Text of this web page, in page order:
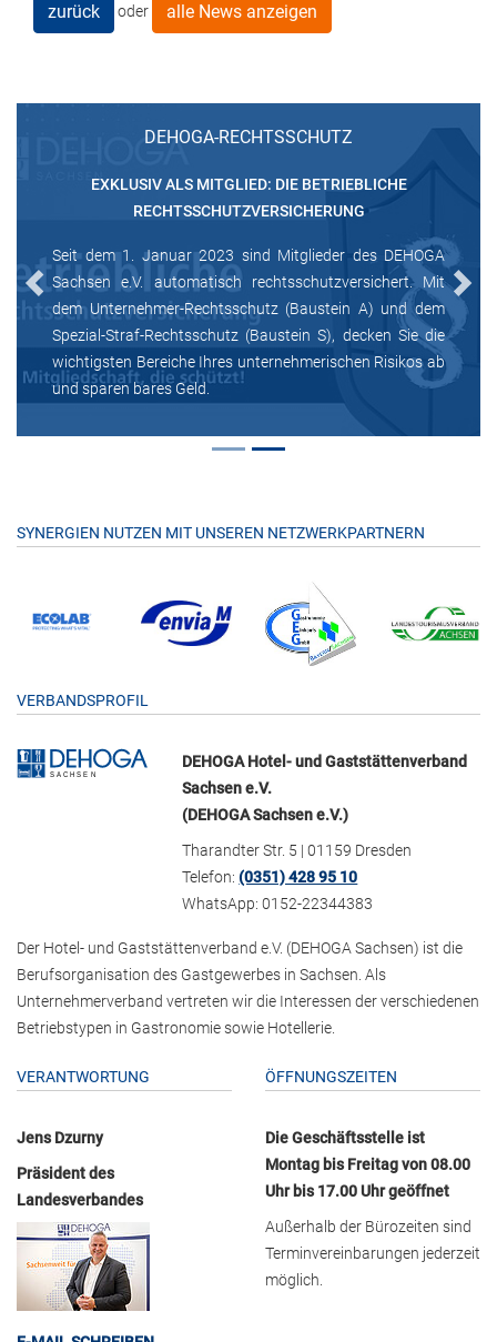
zurück oder alle News anzeigen
DEHOGA-RECHTSSCHUTZ
EXKLUSIV ALS MITGLIED: DIE BETRIEBLICHE
RECHTSSCHUTZVERSICHERUNG
Seit dem 1. Januar 2023 sind Mitglieder des DEHOGA
Sachsen e.V. automatisch rechtsschutzversichert. Mit
dem Unternehmer-Rechtsschutz (Baustein A) und dem
Spezial-Straf-Rechtsschutz (Baustein S), decken Sie die
wichtigsten Bereiche Ihres unternehmerischen Risikos ab
und sparen bares Geld.
Previous Next
SYNERGIEN NUTZEN MIT UNSEREN NETZWERKPARTNERN
VERBANDSPROFIL
DEHOGA Hotel- und Gaststättenverband
Sachsen e.V.
(DEHOGA Sachsen e.V.)
Tharandter Str. 5 | 01159 Dresden
Telefon:(0351) 428 95 10
WhatsApp: 0152-22344383
Der Hotel- und Gaststättenverband e.V. (DEHOGA Sachsen) ist die
Berufsorganisation des Gastgewerbes in Sachsen. Als
Unternehmerverband vertreten wir die Interessen der verschiedenen
Betriebstypen in Gastronomie sowie Hotellerie.
VERANTWORTUNG
Jens Dzurny
Präsident des
Landesverbandes
ÖFFNUNGSZEITEN
Die Geschäftsstelle ist
Montag bis Freitag von 08.00
Uhr bis 17.00 Uhr geöffnet
Außerhalb der Bürozeiten sind
Terminvereinbarungen jederzeit
möglich.